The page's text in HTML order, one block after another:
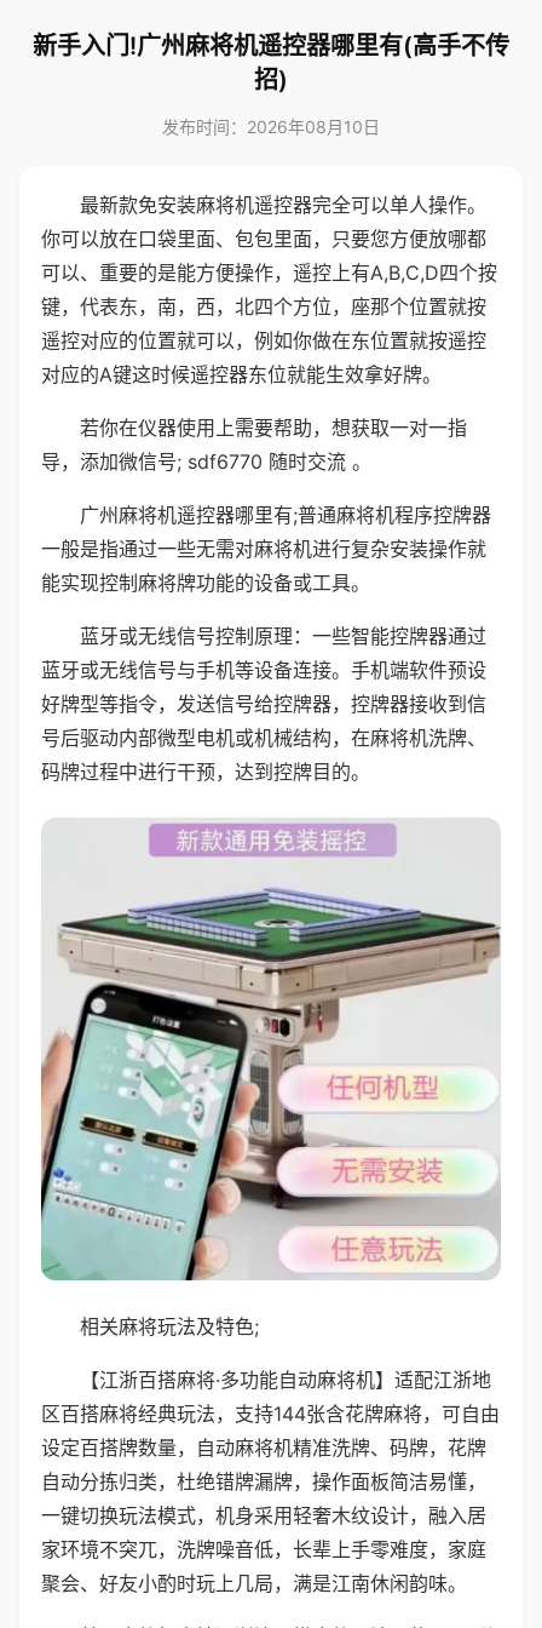
新手入门!广州麻将机遥控器哪里有(高手不传
招)
发布时间：2026年08月10日
最新款免安装麻将机遥控器完全可以单人操作。
你可以放在口袋里面、包包里面，只要您方便放哪都
可以、重要的是能方便操作，遥控上有A,B,C,D四个按
键，代表东，南，西，北四个方位，座那个位置就按
遥控对应的位置就可以，例如你做在东位置就按遥控
对应的A键这时候遥控器东位就能生效拿好牌。
若你在仪器使用上需要帮助，想获取一对一指
导，添加微信号; sdf6770 随时交流 。
广州麻将机遥控器哪里有;普通麻将机程序控牌器
一般是指通过一些无需对麻将机进行复杂安装操作就
能实现控制麻将牌功能的设备或工具。
蓝牙或无线信号控制原理：一些智能控牌器通过
蓝牙或无线信号与手机等设备连接。手机端软件预设
好牌型等指令，发送信号给控牌器，控牌器接收到信
号后驱动内部微型电机或机械结构，在麻将机洗牌、
码牌过程中进行干预，达到控牌目的。
相关麻将玩法及特色;
【江浙百搭麻将·多功能自动麻将机】适配江浙地
区百搭麻将经典玩法，支持144张含花牌麻将，可自由
设定百搭牌数量，自动麻将机精准洗牌、码牌，花牌
自动分拣归类，杜绝错牌漏牌，操作面板简洁易懂，
一键切换玩法模式，机身采用轻奢木纹设计，融入居
家环境不突兀，洗牌噪音低，长辈上手零难度，家庭
聚会、好友小酌时玩上几局，满是江南休闲韵味。